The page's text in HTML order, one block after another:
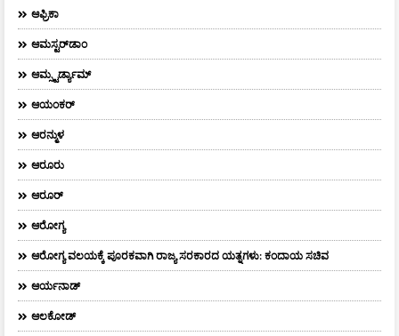
ಆಫ್ರಿಕಾ
ಆಮಸ್ಟರ್‌ಡಾಂ
ಆಮ್ಸ್ಟರ್ಡ್ಯಾಮ್
ಆಯಂಕರ್
ಆರನ್ಮುಳ
ಆರೂರು
ಆರೂರ್
ಆರೋಗ್ಯ
ಆರೋಗ್ಯ ವಲಯಕ್ಕೆ ಪೂರಕವಾಗಿ ರಾಜ್ಯ ಸರಕಾರದ ಯತ್ನಗಳು: ಕಂದಾಯ ಸಚಿವ
ಆರ್ಯನಾಡ್
ಆಲಕೋಡ್